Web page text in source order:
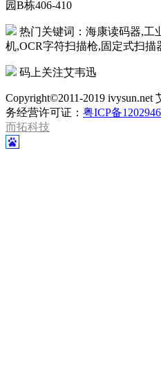
园B栋406-410
热门关键词：海康读码器,工
机,OCR字符扫描枪,固定式扫描
码上关注艾韦迅
Copyright©2011-2019
务经营许可证： 粤ICP备
而拓科技